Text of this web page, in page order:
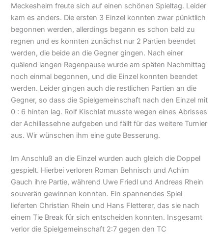
Meckesheim freute sich auf einen schönen Spieltag. Leider
kam es anders. Die ersten 3 Einzel konnten zwar pünktlich
begonnen werden, allerdings begann es schon bald zu
regnen und es konnten zunächst nur 2 Partien beendet
werden, die beide an die Gegner gingen. Nach einer
quälend langen Regenpause wurde am späten Nachmittag
noch einmal begonnen, und die Einzel konnten beendet
werden. Leider gingen auch die restlichen Partien an die
Gegner, so dass die Spielgemeinschaft nach den Einzel mit
0 : 6 hinten lag. Rolf Kischlat musste wegen eines Abrisses
der Achillessehne aufgeben und fällt für das weitere Turnier
aus. Wir wünschen ihm eine gute Besserung.
Im Anschluß an die Einzel wurden auch gleich die Doppel
gespielt. Hierbei verloren Roman Behnisch und Achim
Gauch ihre Partie, während Uwe Friedl und Andreas Rhein
souverän gewinnen konnten. Ein spannendes Spiel
lieferten Christian Rhein und Hans Fletterer, das sie nach
einem Tie Break für sich entscheiden konnten. Insgesamt
verlor die Spielgemeinschaft 2:7 gegen den TC